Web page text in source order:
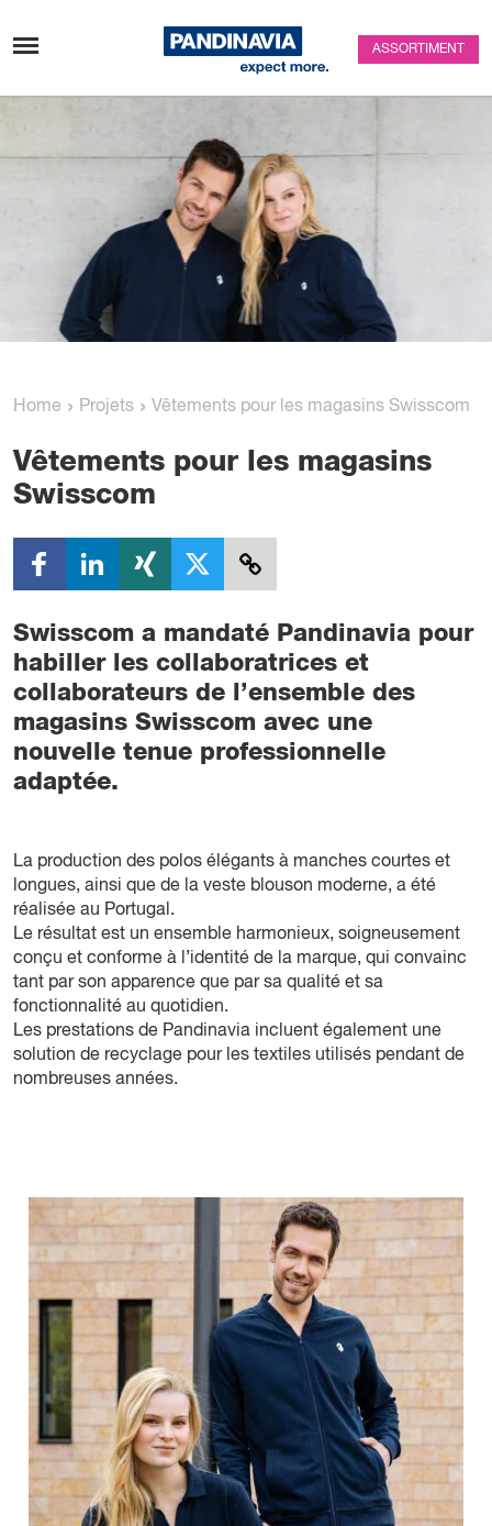
ASSORTIMENT
Home › Projets › Vêtements pour les magasins Swisscom
Vêtements pour les magasins
Swisscom
Swisscom a mandaté Pandinavia pour
habiller les collaboratrices et
collaborateurs de l’ensemble des
magasins Swisscom avec une
nouvelle tenue professionnelle
adaptée.
La production des polos élégants à manches courtes et
longues, ainsi que de la veste blouson moderne, a été
réalisée au Portugal.
Le résultat est un ensemble harmonieux, soigneusement
conçu et conforme à l’identité de la marque, qui convainc
tant par son apparence que par sa qualité et sa
fonctionnalité au quotidien.
Les prestations de Pandinavia incluent également une
solution de recyclage pour les textiles utilisés pendant de
nombreuses années.